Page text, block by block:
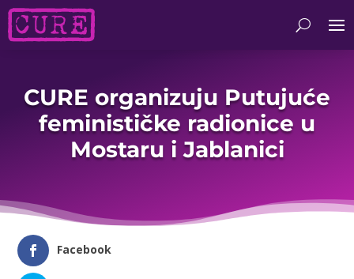
CURE organizuju Putujuće
feminističke radionice u
Mostaru i Jablanici
Facebook